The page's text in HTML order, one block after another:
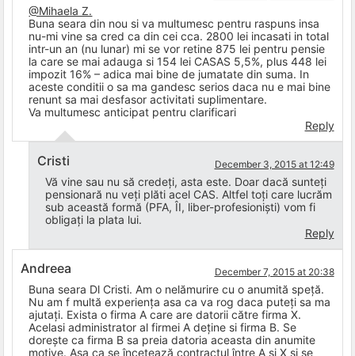
@Mihaela Z.
Buna seara din nou si va multumesc pentru raspuns insa
nu-mi vine sa cred ca din cei cca. 2800 lei incasati in total
intr-un an (nu lunar) mi se vor retine 875 lei pentru pensie
la care se mai adauga si 154 lei CASAS 5,5%, plus 448 lei
impozit 16% – adica mai bine de jumatate din suma. In
aceste conditii o sa ma gandesc serios daca nu e mai bine
renunt sa mai desfasor activitati suplimentare.
Va multumesc anticipat pentru clarificari
Reply
Cristi December 3, 2015 at 12:49
Vă vine sau nu să credeți, asta este. Doar dacă sunteți
pensionară nu veți plăti acel CAS. Altfel toți care lucrăm
sub această formă (PFA, ÎI, liber-profesioniști) vom fi
obligați la plata lui.
Reply
Andreea December 7, 2015 at 20:38
Buna seara Dl Cristi. Am o nelămurire cu o anumită speță.
Nu am f multă experiența asa ca va rog daca puteți sa ma
ajutați. Exista o firma A care are datorii către firma X.
Acelasi administrator al firmei A deține si firma B. Se
dorește ca firma B sa preia datoria aceasta din anumite
motive. Asa ca se încetează contractul între A si X si se